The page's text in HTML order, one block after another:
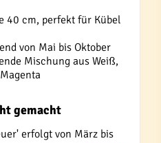
40 cm, perfekt für Kübel
von Mai bis Oktober
Mischung aus Weiß,
gemacht
erfolgt von März bis